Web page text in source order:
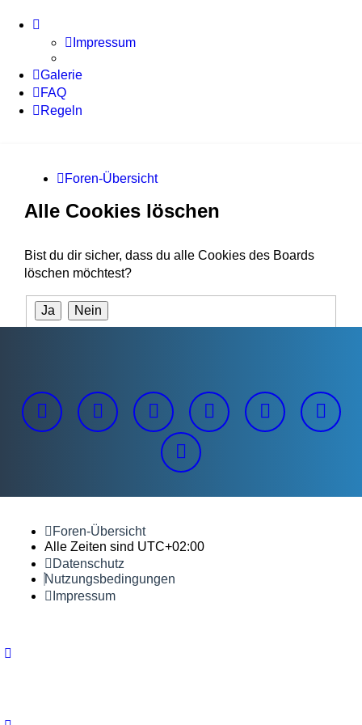
Impressum
Galerie
FAQ
Regeln
Foren-Übersicht
Alle Cookies löschen
Bist du dir sicher, dass du alle Cookies des Boards
löschen möchtest?
Foren-Übersicht
Alle Zeiten sind UTC+02:00
Datenschutz
Nutzungsbedingungen
Impressum